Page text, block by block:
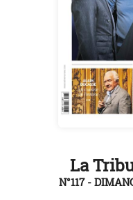
La
N°117 -